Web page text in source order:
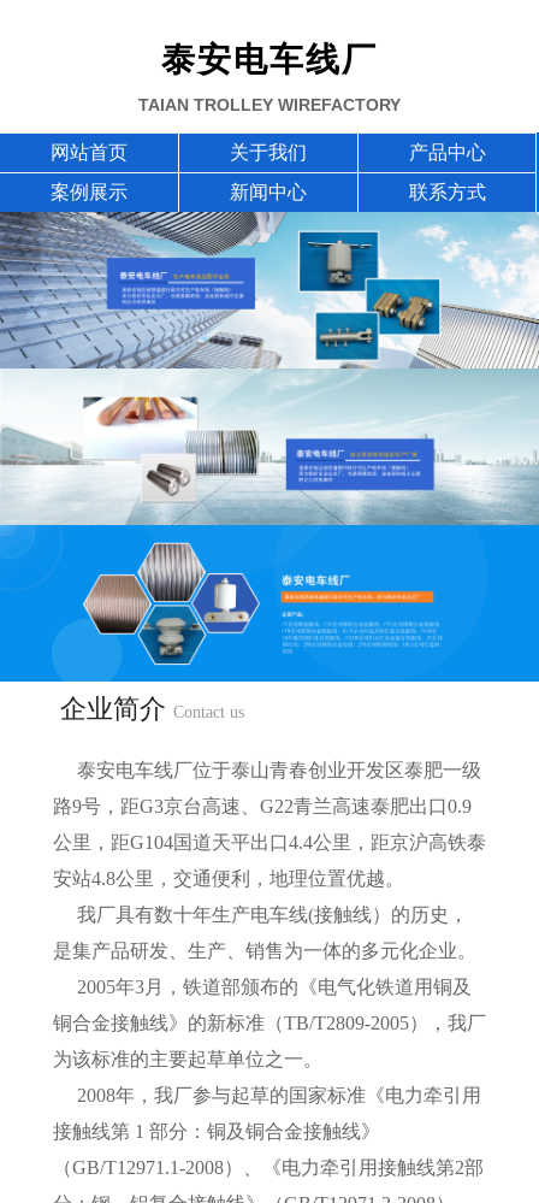
泰安电车线厂
TAIAN TROLLEY WIREFACTORY
网站首页 关于我们
产品中心
案例展示
新闻中心 联系方式
企业简介 Contact us
泰安电车线厂位于泰山青春创业开发区泰肥一级
路9号，距G3京台高速、G22青兰高速泰肥出口0.9
公里，距G104国道天平出口4.4公里，距京沪高铁泰
安站4.8公里，交通便利，地理位置优越。
我厂具有数十年生产电车线(接触线）的历史，
是集产品研发、生产、销售为一体的多元化企业。
2005年3月，铁道部颁布的《电气化铁道用铜及
铜合金接触线》的新标准（TB/T2809-2005），我厂
为该标准的主要起草单位之一。
2008年，我厂参与起草的国家标准《电力牵引用
接触线第 1 部分：铜及铜合金接触线》
（GB/T12971.1-2008）、《电力牵引用接触线第2部